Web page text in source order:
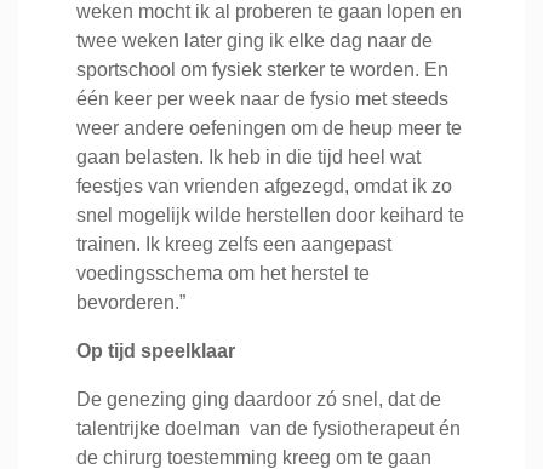
weken mocht ik al proberen te gaan lopen en
twee weken later ging ik elke dag naar de
sportschool om fysiek sterker te worden. En
één keer per week naar de fysio met steeds
weer andere oefeningen om de heup meer te
gaan belasten. Ik heb in die tijd heel wat
feestjes van vrienden afgezegd, omdat ik zo
snel mogelijk wilde herstellen door keihard te
trainen. Ik kreeg zelfs een aangepast
voedingsschema om het herstel te
bevorderen.”
Op tijd speelklaar
De genezing ging daardoor zó snel, dat de
talentrijke doelman van de fysiotherapeut én
de chirurg toestemming kreeg om te gaan